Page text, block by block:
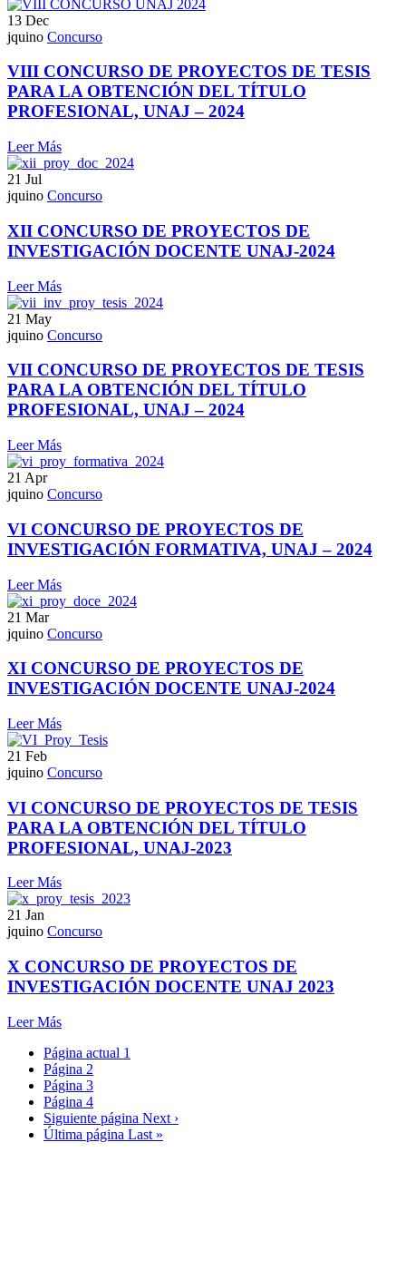
13 Dec
jquino Concurso
VIII CONCURSO DE PROYECTOS DE TESIS
PARA LA OBTENCIÓN DEL TÍTULO
PROFESIONAL, UNAJ – 2024
Leer Más
21 Jul
jquino Concurso
XII CONCURSO DE PROYECTOS DE
INVESTIGACIÓN DOCENTE UNAJ-2024
Leer Más
21 May
jquino Concurso
VII CONCURSO DE PROYECTOS DE TESIS
PARA LA OBTENCIÓN DEL TÍTULO
PROFESIONAL, UNAJ – 2024
Leer Más
21 Apr
jquino Concurso
VI CONCURSO DE PROYECTOS DE
INVESTIGACIÓN FORMATIVA, UNAJ – 2024
Leer Más
21 Mar
jquino Concurso
XI CONCURSO DE PROYECTOS DE
INVESTIGACIÓN DOCENTE UNAJ-2024
Leer Más
21 Feb
jquino Concurso
VI CONCURSO DE PROYECTOS DE TESIS
PARA LA OBTENCIÓN DEL TÍTULO
PROFESIONAL, UNAJ-2023
Leer Más
21 Jan
jquino Concurso
X CONCURSO DE PROYECTOS DE
INVESTIGACIÓN DOCENTE UNAJ 2023
Leer Más
Página actual 1
Página 2
Página 3
Página 4
Siguiente página Next ›
Última página Last »